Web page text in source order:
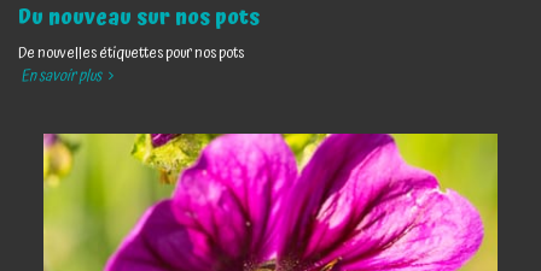
Du nouveau sur nos pots
De nouvelles étiquettes pour nos pots
En savoir plus